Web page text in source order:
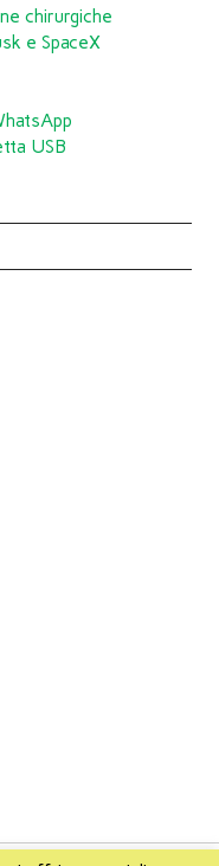
chirurgiche
e SpaceX
USB